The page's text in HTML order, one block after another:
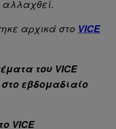
αρχικά στο VICE
του VICE
εβδομαδιαίο
VICE